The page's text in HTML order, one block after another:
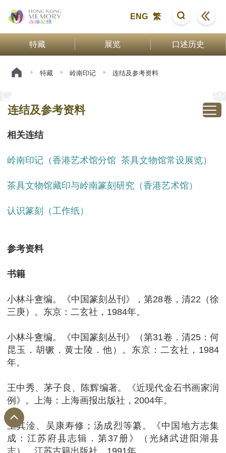
ENG 繁
特藏 展览 口述历史
特藏 岭南印记 连结及参考资料
连结及参考资料
相关连结
岭南印记（香港艺术馆分馆 茶具文物馆常设展览）
茶具文物馆藏印与岭南篆刻研究（香港艺术馆）
认识篆刻（工作纸）
参考资料
书籍
小林斗盦编。《中国篆刻丛刊》，第28卷，清22（徐
三庚）。东京：二玄社，1984年。
小林斗盦编。《中国篆刻丛刊》（第31卷．清25：何
昆玉．胡镢．黄士陵．他）。东京：二玄社，1984
年。
王中秀、茅子良、陈辉编著。《近现代金石书画家润
例》。上海：上海画报出版社，2004年。
王其淦、吴康寿修；汤成烈等纂。《中国地方志集
成：江苏府县志辑．第37册》（光緖武进阳湖县
志）。江苏古籍出版社，1991年。